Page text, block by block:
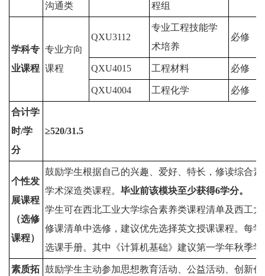
沟通类
程组
学科专
业课程
专业方向
课程
QXU3112
专业工程技能学
术培养
必修
QXU4015 工程材料 必修
QXU4004 工程化学 必修
合计学
时/学
分
≥520/31.5
个性发
展课程
（选修
课程）
鼓励学生根据自己的兴趣、爱好、特长，修读综合
学术深造类课程。 毕业前该模块至少获得6学分。
学生可在西北工业大学综合素养类课程清单及西工
修课清单中选修，建议优先选择英文授课课程。每
选课手册。其中《计算机基础》建议第一学年秋季学
素质拓 鼓励学生主动参加思想教育活动、公益活动、创新